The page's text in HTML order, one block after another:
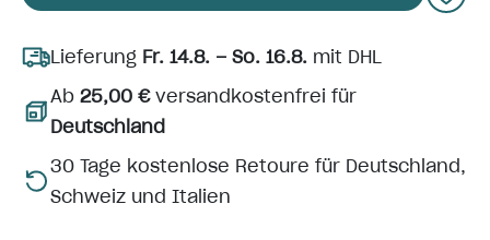
Lieferung Fr. 14.8. – So. 16.8. mit DHL
Ab 25,00 €versandkostenfrei für
Deutschland
30 Tage kostenlose Retoure für Deutschland,
Schweiz und Italien